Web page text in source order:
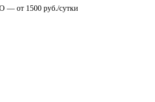
— от 1500 руб./сутки